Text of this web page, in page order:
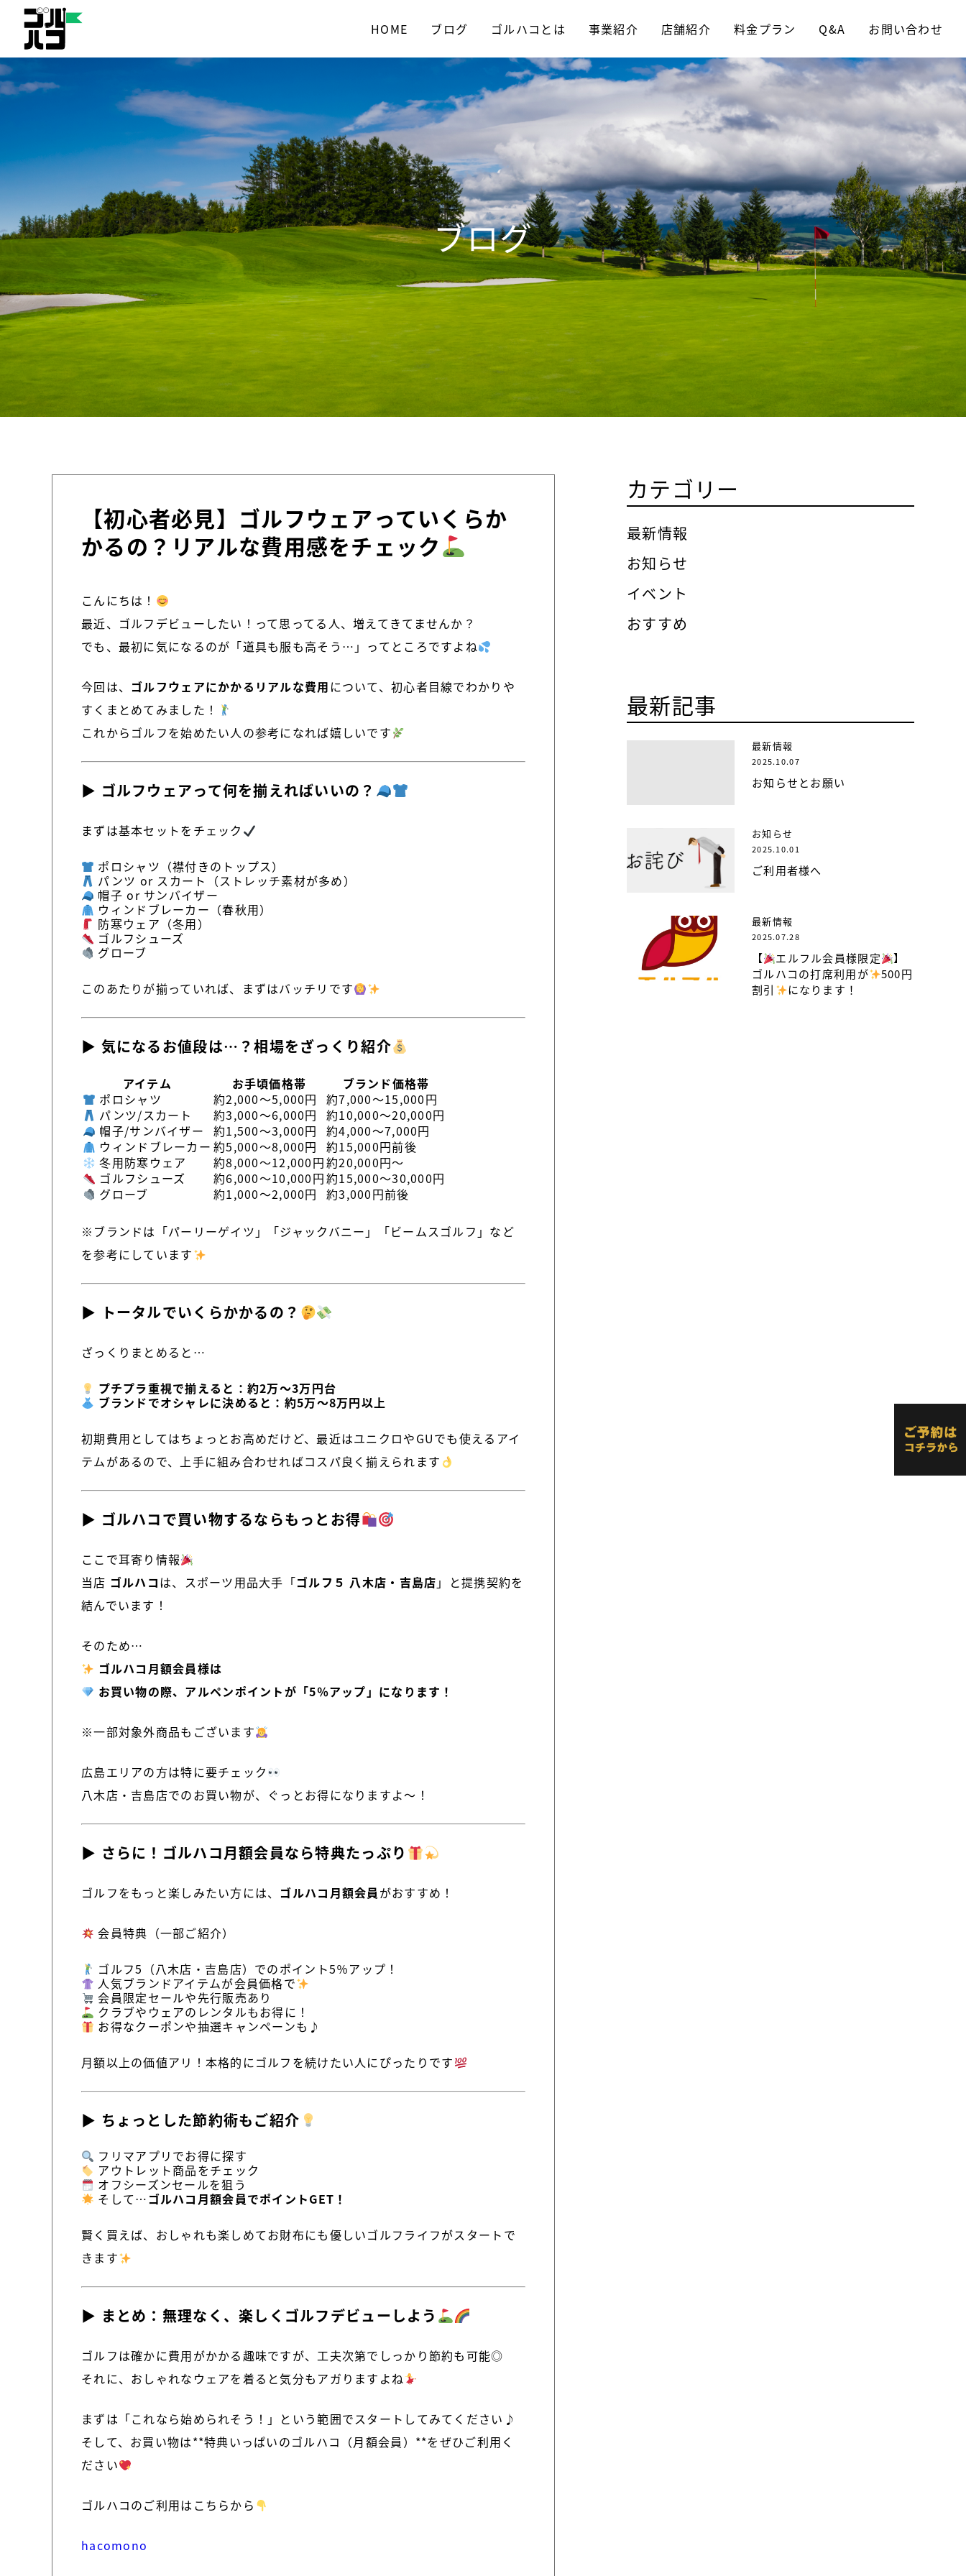
HOME ブログ ゴルハコとは 事業紹介 店舗紹介 料金プラン Q&A お問い合わせ
ブログ
【初心者必見】ゴルフウェアっていくらか
かるの？リアルな費用感をチェック
こんにちは！
最近、ゴルフデビューしたい！って思ってる人、増えてきてませんか？
でも、最初に気になるのが「道具も服も高そう…」ってところですよね
今回は、 ゴルフウェアにかかるリアルな費用 について、初心者目線でわかりや
すくまとめてみました！
これからゴルフを始めたい人の参考になれば嬉しいです
▶ ゴルフウェアって何を揃えればいいの？
まずは基本セットをチェック
ポロシャツ（襟付きのトップス）
パンツ or スカート（ストレッチ素材が多め）
帽子 or サンバイザー
ウィンドブレーカー（春秋用）
防寒ウェア（冬用）
ゴルフシューズ
グローブ
このあたりが揃っていれば、まずはバッチリです
▶ 気になるお値段は…？相場をざっくり紹介
アイテム お手頃価格帯
ブランド価格帯
ポロシャツ
約2,000〜5,000円
約7,000〜15,000円
パンツ/スカート
約3,000〜6,000円
約10,000〜20,000円
帽子/サンバイザー
約1,500〜3,000円
約4,000〜7,000円
ウィンドブレーカー 約5,000〜8,000円
約15,000円前後
冬用防寒ウェア
約8,000〜12,000円約20,000円〜
ゴルフシューズ
約6,000〜10,000円約15,000〜30,000円
グローブ
約1,000〜2,000円 約3,000円前後
※ブランドは「パーリーゲイツ」「ジャックバニー」「ビームスゴルフ」など
を参考にしています
▶ トータルでいくらかかるの？
ざっくりまとめると…
プチプラ重視で揃えると：約2万〜3万円台
ブランドでオシャレに決めると：約5万〜8万円以上
初期費用としてはちょっとお高めだけど、最近はユニクロやGUでも使えるアイ
テムがあるので、上手に組み合わせればコスパ良く揃えられます
▶ ゴルハコで買い物するならもっとお得
ここで耳寄り情報
当店 ゴルハコは、スポーツ用品大手「ゴルフ５ 八木店・吉島店 」と提携契約を
結んでいます！
そのため…
ゴルハコ月額会員様は
お買い物の際、アルペンポイントが「5％アップ」になります！
※一部対象外商品もございます
広島エリアの方は特に要チェック
八木店・吉島店でのお買い物が、ぐっとお得になりますよ〜！
▶ さらに！ゴルハコ月額会員なら特典たっぷり
ゴルフをもっと楽しみたい方には、 ゴルハコ月額会員 がおすすめ！
会員特典（一部ご紹介）
ゴルフ5（八木店・吉島店）でのポイント5％アップ！
人気ブランドアイテムが会員価格で
会員限定セールや先行販売あり
クラブやウェアのレンタルもお得に！
お得なクーポンや抽選キャンペーンも♪
月額以上の価値アリ！本格的にゴルフを続けたい人にぴったりです
▶ ちょっとした節約術もご紹介
フリマアプリでお得に探す
アウトレット商品をチェック
オフシーズンセールを狙う
そして… ゴルハコ月額会員でポイントGET！
賢く買えば、おしゃれも楽しめてお財布にも優しいゴルフライフがスタートで
きます
▶ まとめ：無理なく、楽しくゴルフデビューしよう
ゴルフは確かに費用がかかる趣味ですが、工夫次第でしっかり節約も可能◎
それに、おしゃれなウェアを着ると気分もアガりますよね
まずは「これなら始められそう！」という範囲でスタートしてみてください♪
そして、お買い物は**特典いっぱいのゴルハコ（月額会員）**をぜひご利用く
ださい
ゴルハコのご利用はこちらから
hacomono
カテゴリー
最新情報
お知らせ
イベント
おすすめ
最新記事
最新情報
2025.10.07
お知らせとお願い
お知らせ
2025.10.01
ご利用者様へ
最新情報
2025.07.28
【 エルフル会員様限定
】
ゴルハコの打席利用が
500円
割引
になります！